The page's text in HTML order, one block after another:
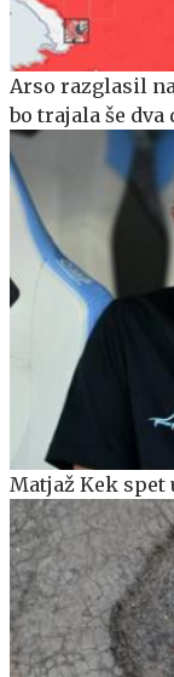
Arso razglasil
bo trajala še
Matjaž Kek spet